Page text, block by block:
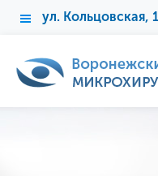
ул. Кольцовская,